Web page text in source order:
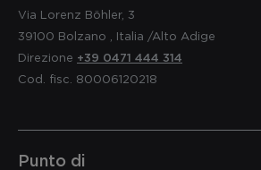
Via Lorenz Böhler, 3
39100 Bolzano Italia /Alto Adige
Direzione +39 0471 444 314
Cod. fisc. 80006120218
Punto di